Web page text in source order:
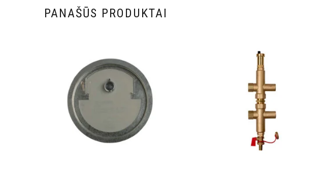
PANAŠŪS PRODUKTAI